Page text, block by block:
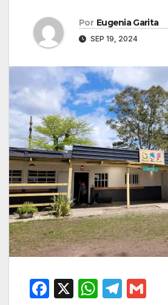
Por Eugenia Garita
SEP 19, 2024
F
X
W T